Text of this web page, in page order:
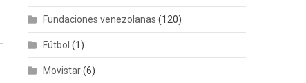
Fundaciones venezolanas (120)
Fútbol (1)
Movistar(6)